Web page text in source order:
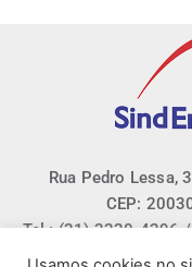
Rua Pedro Lessa,
CEP:
Tel.: (21) 2220-4296
E-mail: